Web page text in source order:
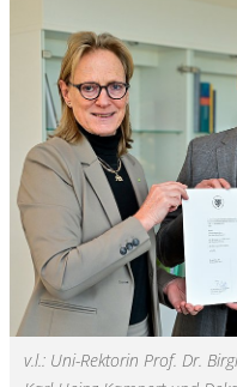
v.l.: Uni-Rektorin Prof. Dr.